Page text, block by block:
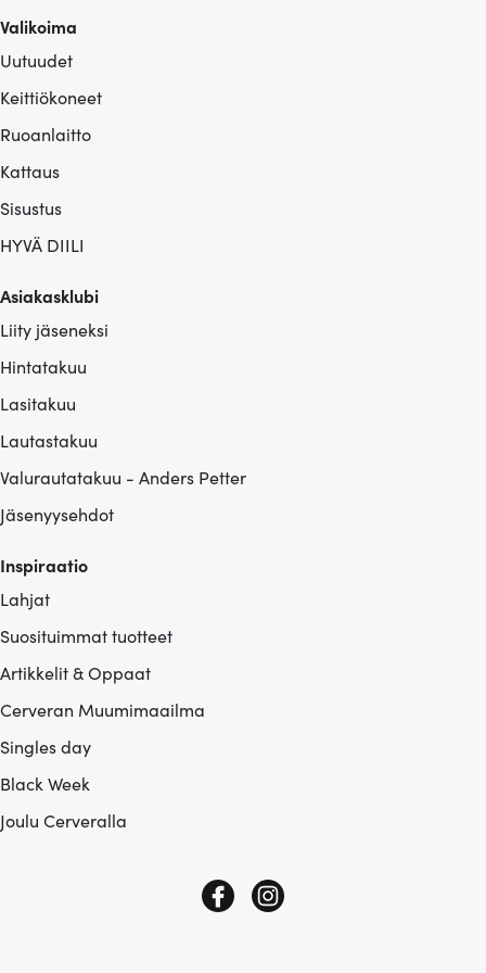
sivustoamme. Kumppanimme voivat yhdistää näitä
Valikoima
Uutuudet
Keittiökoneet
Ruoanlaitto
Kattaus
Sisustus
HYVÄ DIILI
Asiakasklubi
Liity jäseneksi
Hintatakuu
Lasitakuu
Lautastakuu
Valurautatakuu - Anders Petter
Jäsenyysehdot
Inspiraatio
Lahjat
Suosituimmat tuotteet
Artikkelit & Oppaat
Cerveran Muumimaailma
Singles day
Black Week
Joulu Cerveralla